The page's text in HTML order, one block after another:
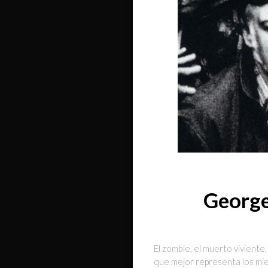
El zombie, el muerto
que mejor representa los